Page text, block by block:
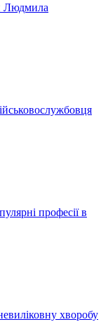
Людмила
професії в
хворобу